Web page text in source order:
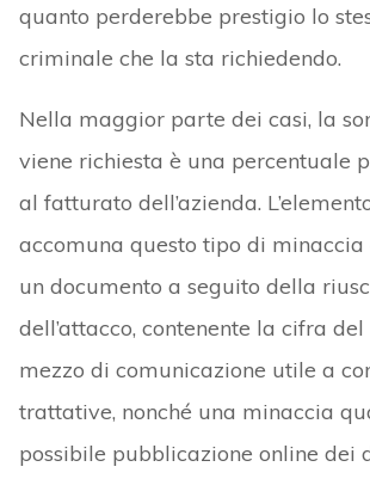
quanto perderebbe prestigio lo
criminale che la sta richiedendo.
Nella maggior parte dei casi, la
viene richiesta è una percentuale
al fatturato dell’azienda.
accomuna questo tipo di
un documento a seguito della
dell’attacco, contenente la cifra
mezzo di comunicazione utile a
trattative, nonché una minaccia
possibile pubblicazione online dei